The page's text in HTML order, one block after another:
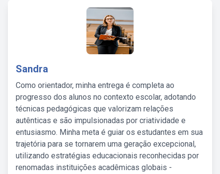
Sandra
Como orientador, minha entrega é completa ao
progresso dos alunos no contexto escolar, adotando
técnicas pedagógicas que valorizam relações
autênticas e são impulsionadas por criatividade e
entusiasmo. Minha meta é guiar os estudantes em sua
trajetória para se tornarem uma geração excepcional,
utilizando estratégias educacionais reconhecidas por
renomadas instituições acadêmicas globais -